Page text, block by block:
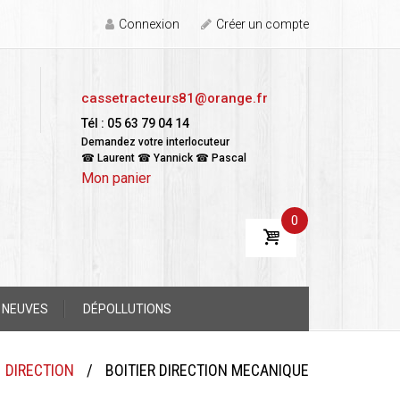
Connexion Créer un compte
cassetracteurs81@orange.fr
Tél : 05 63 79 04 14
Demandez votre interlocuteur
☎ Laurent ☎ Yannick ☎ Pascal
Mon panier
0
DÉPOLLUTIONS
DIRECTION / BOITIER DIRECTION MECANIQUE